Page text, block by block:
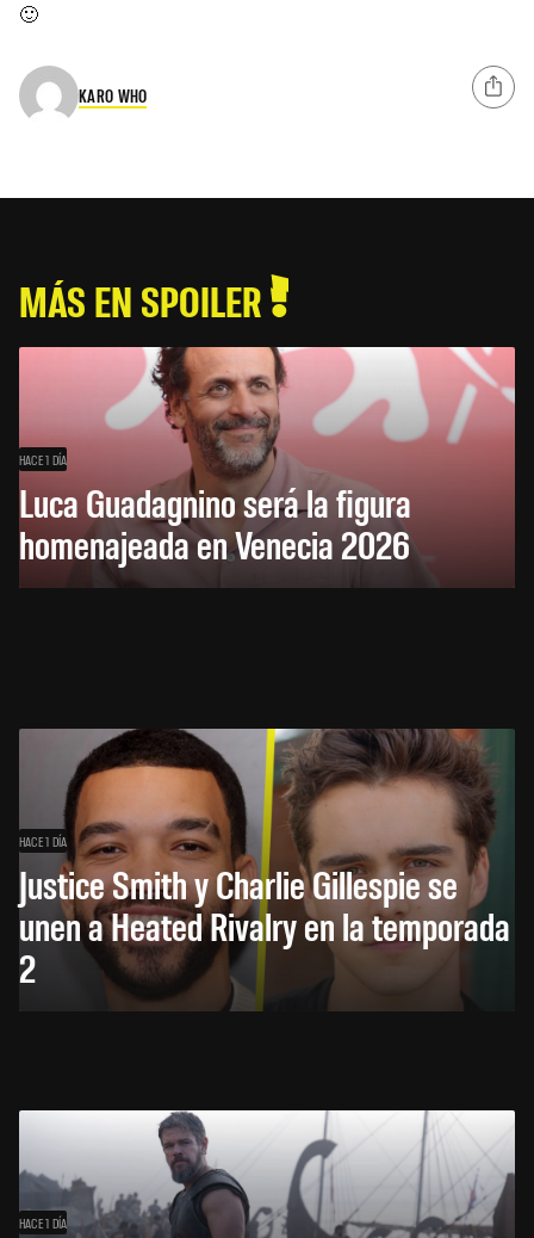
🙂
KARO WHO
MÁS EN SPOILER
HACE 1 DÍA
Luca Guadagnino será la figura
homenajeada en Venecia 2026
HACE 1 DÍA
Justice Smith y Charlie Gillespie se
unen a Heated Rivalry en la temporada
2
HACE 1 DÍA